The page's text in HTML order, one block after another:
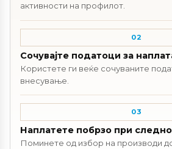
активности на профилот.
02
Сочувајте податоци за
Користете ги веќе сочуваните
внесување.
03
Наплатете побрзо при
Поминете од избор на производи